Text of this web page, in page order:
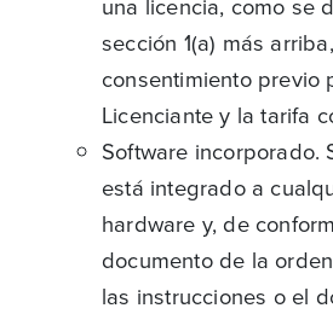
sección 1(a) más
consentimiento previo
Licenciante y la tarifa
Software incorporado.
está integrado a
hardware y, de
documento de la
las instrucciones o el